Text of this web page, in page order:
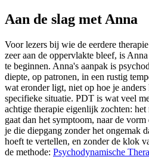
Aan de slag met Anna
Voor lezers bij wie de eerdere
zeer aan de oppervlakte bleef, is
te beginnen. Anna's aanpak is
diepte, op patronen, in een rustig
wat eronder ligt, niet op hoe je
specifieke situatie. PDT is wat veel
achtige therapie eigenlijk zochten:
gaat dan het symptoom, naar de
je die diepgang zonder het ongemak
hoeft te vertellen, en zonder de klok
de methode: Psychodynamische